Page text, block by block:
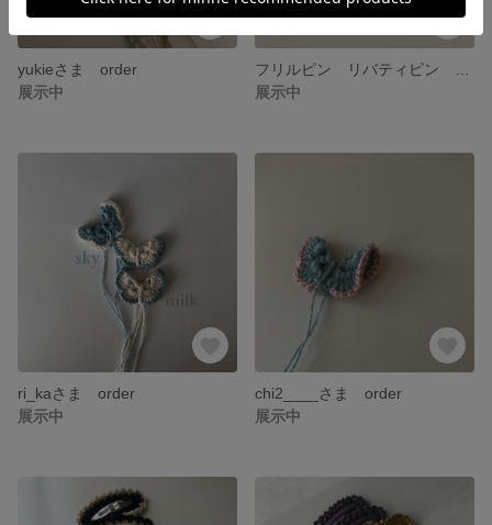
yukieさま order
展示中
展示中
ri_kaさま order
展示中
chi2____さま order
展示中